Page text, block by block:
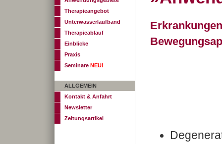
Therapieangebot
Unterwasserlaufband
Therapieablauf
Einblicke
Praxis
Seminare NEU!
ALLGEMEIN
Kontakt & Anfahrt
Newsletter
Zeitungsartikel